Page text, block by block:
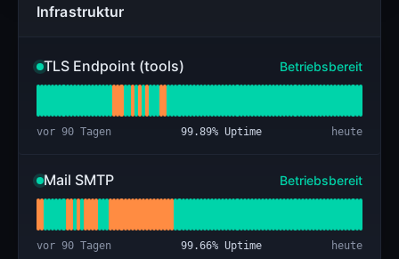
Infrastruktur
TLS Endpoint (tools) Betriebsbereit
vor 90 Tagen 99.89% Uptime heute
Mail SMTP Betriebsbereit
vor 90 Tagen 99.66% Uptime heute